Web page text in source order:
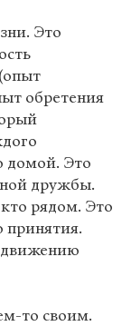
Это
обретения
домой. Это
дружбы.
рядом. Это
принятия.
то своим.